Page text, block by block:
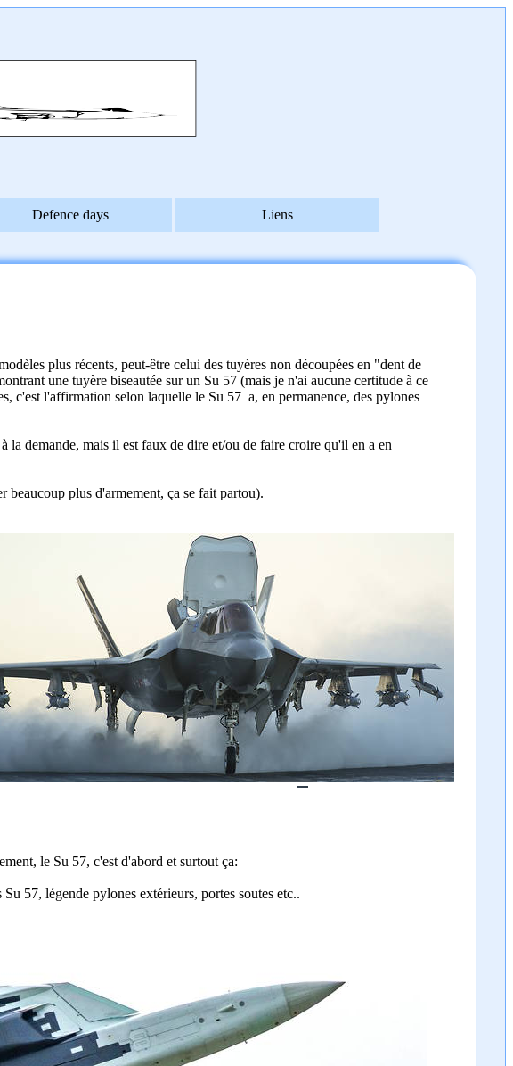
Defence days Liens
plus récents, peut-être celui des tuyères non découpées en "dent de
une tuyère biseautée sur un Su 57 (mais je n'ai aucune certitude à ce
c'est l'affirmation selon laquelle le Su 57 a, en permanence, des pylones
demande, mais il est faux de dire et/ou de faire croire qu'il en a en
beaucoup plus d'armement, ça se fait partou).
le Su 57, c'est d'abord et surtout ça:
57, légende pylones extérieurs, portes soutes etc..